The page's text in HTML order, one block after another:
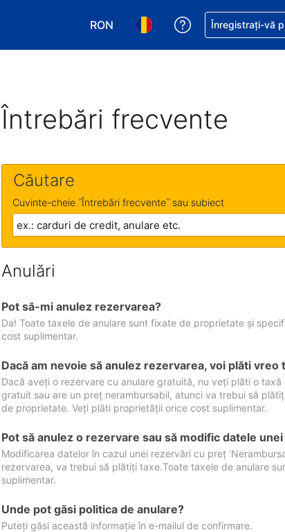
RON
Alegeţi moneda. Moneda actuală
Alegeți limba. Limba
Primiți asistență
Înregistrați-vă
Întrebări frecvente
Căutare
Cuvinte-cheie ˝Întrebări frecvente˝ sau subiect
Anulări
Pot să-mi anulez rezervarea?
Da! Toate taxele de anulare sunt fixate de proprietate și
cost suplimentar.
Dacă am nevoie să anulez rezervarea, voi plăti vreo
Dacă aveți o rezervare cu anulare gratuită, nu veți plăti o
gratuit sau are un preț nerambursabil, atunci va trebui să
de proprietate. Veți plăti proprietății orice cost suplimentar.
Pot să anulez o rezervare sau să modific datele
Modificarea datelor în cazul unei rezervări cu preț
rezervarea, va trebui să plătiți taxe.Toate taxele de anulare
suplimentar.
Unde pot găsi politica de anulare?
Puteți găsi această informație în e-mailul de confirmare.